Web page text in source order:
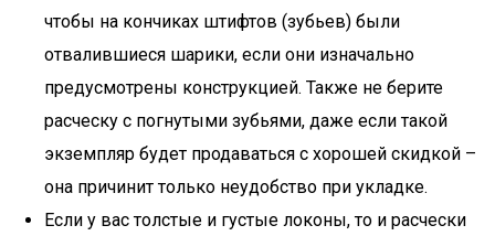
чтобы на кончиках штифтов (зубьев) были
отвалившиеся шарики, если они изначально
предусмотрены конструкцией. Также не берите
расческу с погнутыми зубьями, даже если такой
экземпляр будет продаваться с хорошей скидкой –
она причинит только неудобство при укладке.
Если у вас толстые и густые локоны, то и расчески